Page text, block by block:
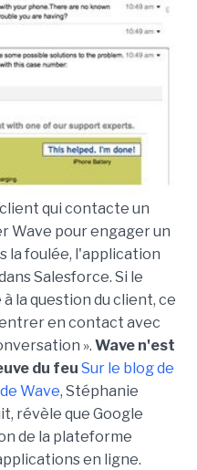
qui contacte un
Wave pour engager un
la foulée, l'application
Salesforce. Si le
la question du client, ce
en contact avec
». Wave n'est
du feu Sur le blog de
Wave, Stéphanie
révèle que Google
de la plateforme
en ligne.